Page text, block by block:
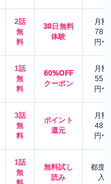
2話
無
料
30日無料
体験
月額
780
円〜
1話
無
料
60%OFF
クーポン
月額
550
円〜
3話
無
料
ポイント
還元
月額
480
円〜
1話
無
無料試し
読み
都度
入